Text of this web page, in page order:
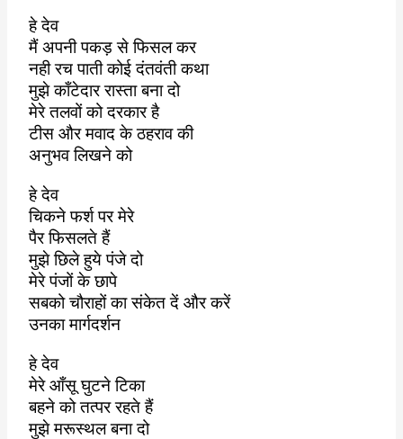
हे देव
मैं अपनी पकड़ से फिसल कर
नही रच पाती कोई दंतवंती कथा
मुझे काँटेदार रास्ता बना दो
मेरे तलवों को दरकार है
टीस और मवाद के ठहराव की
अनुभव लिखने को
हे देव
चिकने फर्श पर मेरे
पैर फिसलते हैं
मुझे छिले हुये पंजे दो
मेरे पंजों के छापे
सबको चौराहों का संकेत दें और करें
उनका मार्गदर्शन
हे देव
मेरे आँसू घुटने टिका
बहने को तत्पर रहते हैं
मुझे मरूस्थल बना दो